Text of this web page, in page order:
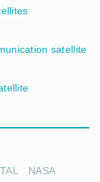
satellite
NASA